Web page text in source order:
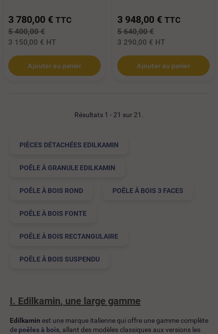
3 780,00 € TTC
5 400,00 €
3 150,00 € HT
Ajouter au panier
3 948,00 € TTC
5 640,00 €
3 290,00 € HT
Ajouter au panier
Résultats 1 - 21 sur 21.
PIÈCES DÉTACHÉES EDILKAMIN
POÊLE À GRANULE EDILKAMIN
POÊLE À BOIS ROND POÊLE À BOIS 3 FACES
POÊLE À BOIS FONTE
POÊLE À BOIS RECTANGULAIRE
POÊLE À BOIS SUSPENDU
I. Edilkamin, une large gamme
Edilkamin est une marque italienne qui offre une gamme complète
de poêles à bois, allant des modèles classiques aux versions les